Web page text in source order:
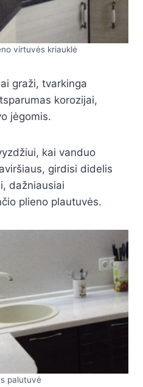
virtuvės kriauklė
graži, tvarkinga
korozijai,
jėgomis.
kai vanduo
girdisi didelis
dažniausiai
plieno plautuvės.
palutuvė